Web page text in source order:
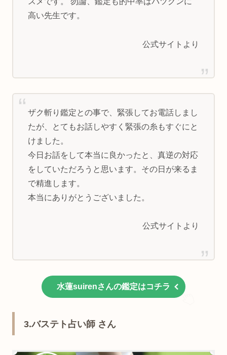
高い先生です。
公式サイトより
ザク斬り鑑定との事で、緊張してお電話しまし
たが、とてもお話しやすく緊張の糸もすぐにと
けました。
今日お話をして本当に良かったと、真逆の対応
をしていただろうと思います。その日が来るま
で精進します。
本当にありがとうございました。
公式サイトより
水蓮suirenさんの鑑定はコチラ
3.バステト占い師 さん